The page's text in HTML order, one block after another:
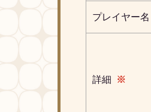
プレイヤー名
詳細 ※